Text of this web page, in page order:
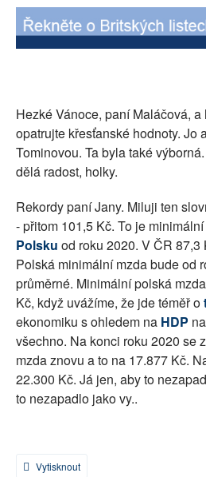
Hezké Vánoce, paní Maláčová,
opatrujte křesťanské hodnoty. Jo
Tominovou. Ta byla také
dělá radost, holky.
Rekordy paní Jany. Miluji ten
- přitom 101,5 Kč. To je
Polsku od roku 2020. V ČR 87,3
Polská minimální mzda bude od
průměrné. Minimální polská
Kč, když uvážíme, že jde téměř o
ekonomiku s ohledem na HDP
všechno. Na konci roku 2020 se
mzda znovu a to na 17.877 Kč.
22.300 Kč. Já jen, aby to
to nezapadlo jako vy..
Vytisknout